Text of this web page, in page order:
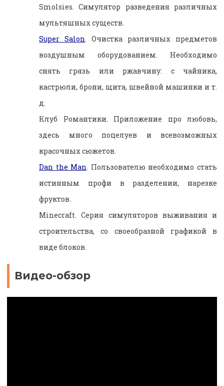
Smolsies. Симулятор разведения различных
мультяшных существ.
Super Salon. Очистка различных предметов
воздушным оборудованием. Необходимо
снять грязь или ржавчину: с чайника,
кастрюли, брони, щита, швейной машинки и т.
д.
Клуб Романтики. Приложение про любовь,
здесь много поцелуев и всевозможных
красочных сюжетов.
Dan the Man. Пользователю необходимо стать
истинным профи в разделении, нарезке
фруктов.
Minecraft. Серия симуляторов выживания и
строительства, со своеобразной графикой в
виде блоков.
Видео-обзор